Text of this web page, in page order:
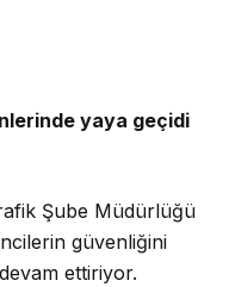
yaya geçidi
Şube Müdürlüğü
güvenliğini
ettiriyor.